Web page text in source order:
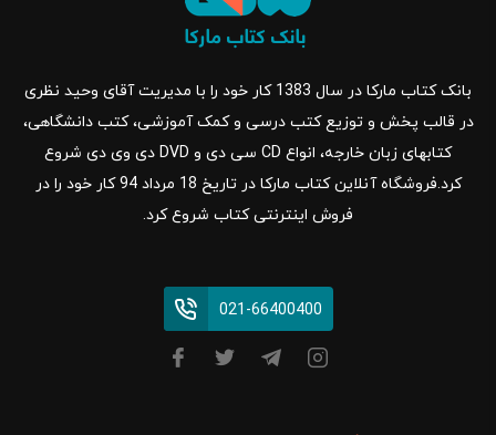
بانک کتاب مارکا در سال 1383 کار خود را با مدیریت آقای وحید نظری
در قالب پخش و توزیع کتب درسی و کمک آموزشی، کتب دانشگاهی،
کتابهای زبان خارجه، انواع CD سی دی و DVD دی وی دی شروع
کرد.فروشگاه آنلاین کتاب مارکا در تاریخ 18 مرداد 94 کار خود را در
فروش اینترنتی کتاب شروع کرد.
021-66400400